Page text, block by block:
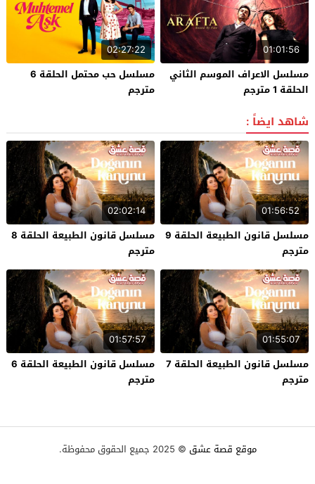
01:01:56
مسلسل الاعراف الموسم الثاني
الحلقة 1 مترجم
02:27:22
مسلسل حب محتمل الحلقة 6
مترجم
شاهد ايضاً :
01:56:52
مسلسل قانون الطبيعة الحلقة 9
مترجم
02:02:14
مسلسل قانون الطبيعة الحلقة 8
مترجم
01:55:07
مسلسل قانون الطبيعة الحلقة 7
مترجم
01:57:57
مسلسل قانون الطبيعة الحلقة 6
مترجم
موقع قصة عشق © 2025 جميع الحقوق محفوظة.